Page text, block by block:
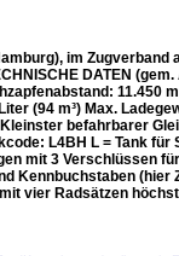
im Zugverband
DATEN
11.450
(94 m³) Max.
befahrbarer
L4BH L = Tank für
mit 3 Verschlüssen
Kennbuchstaben (hier
vier Radsätzen